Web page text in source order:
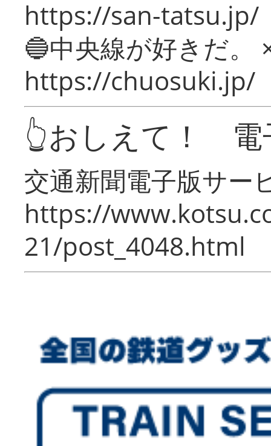
https://san-tatsu.jp/
🔵中央線が好きだ。
https://chuosuki.jp/
👆おしえて！ 電
交通新聞電子版サー
https://
21/post_4048.html